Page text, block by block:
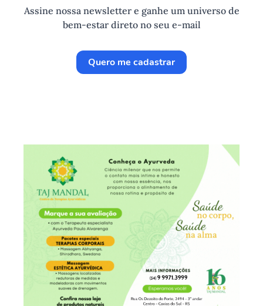
Assine nossa newsletter e ganhe um universo de
bem-estar direto no seu e-mail
Quero me cadastrar